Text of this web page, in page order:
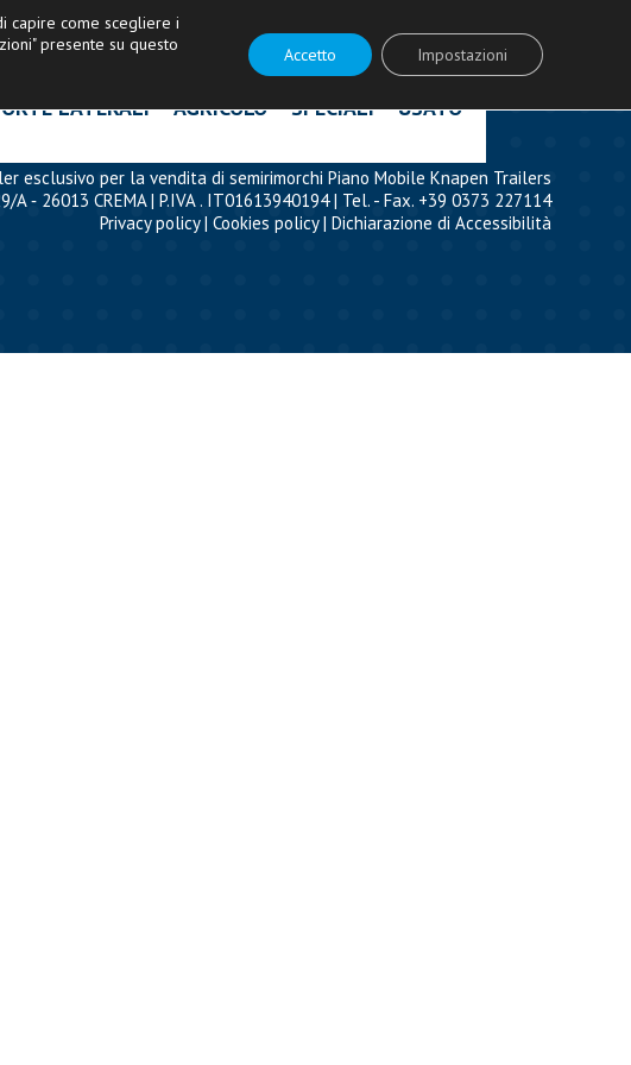
Ultime Novità! | Contattaci
LATERALI AGRICOLO SPECIALI USATO
esclusivo per la vendita di semirimorchi Piano Mobile Knapen Trailers
A ‐ 26013 CREMA | P.IVA . IT01613940194 | Tel. - Fax. +39 0373 227114
Privacy policy| Cookies policy| Dichiarazione di Accessibilità
capire come scegliere i
presente su questo
Accetto Impostazioni